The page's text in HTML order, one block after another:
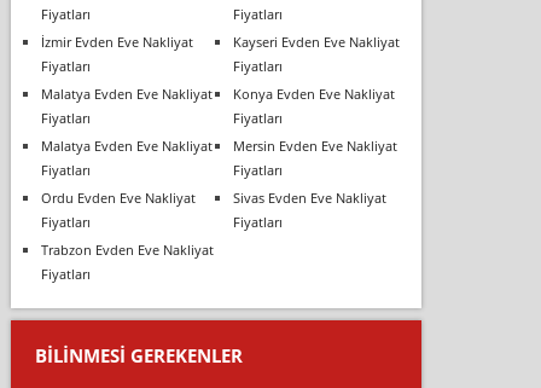
Fiyatları
Fiyatları
İzmir Evden Eve Nakliyat
Fiyatları
Kayseri Evden Eve Nakliyat
Fiyatları
Malatya Evden Eve Nakliyat
Fiyatları
Konya Evden Eve Nakliyat
Fiyatları
Malatya Evden Eve Nakliyat
Fiyatları
Mersin Evden Eve Nakliyat
Fiyatları
Ordu Evden Eve Nakliyat
Fiyatları
Sivas Evden Eve Nakliyat
Fiyatları
Trabzon Evden Eve Nakliyat
Fiyatları
BILINMESI GEREKENLER